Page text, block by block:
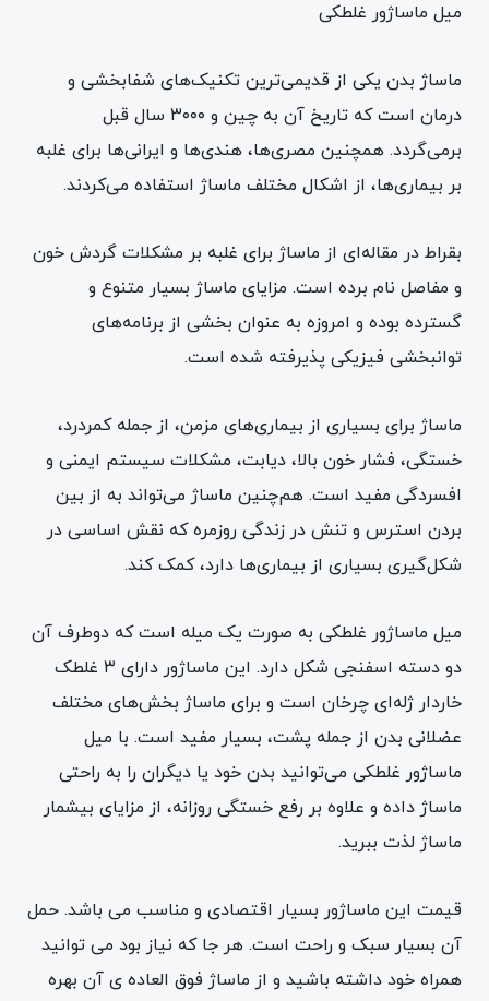
میل ماساژور غلطکی
ماساژ بدن یکی از قدیمی‌ترین تکنیک‌های شفا‌بخشی و
درمان است که تاریخ آن به چین و ۳۰۰۰ سال قبل
برمی‌گردد. همچنین مصری‌ها، هندی‌ها و ایرانی‌ها برای غلبه
بر بیماری‌ها، از اشکال مختلف ماساژ استفاده می‌کردند.
بقراط در مقاله‌ای از ماساژ برای غلبه بر مشکلات گردش خون
و مفاصل نام برده‌ است. مزایای ماساژ بسیار متنوع و
گسترده بوده و امروزه به عنوان بخشی از برنامه‌های
توانبخشی فیزیکی پذیرفته شده است.
ماساژ برای بسیاری از بیماری‌های مزمن، از جمله کمر‌درد،
خستگی، فشار خون بالا، دیابت، مشکلات سیستم ایمنی و
افسردگی مفید است. هم‌چنین ماساژ می‌تواند به از بین
بردن استرس و تنش در زندگی روزمره که نقش اساسی در
شکل‌گیری بسیاری از بیماری‌ها دارد، کمک کند.
میل ماساژور غلطکی به صورت یک میله است که دوطرف آن
دو دسته اسفنجی‌ شکل دارد. این ماساژور دارای ۳ غلطک
خاردار ژله‌ای چرخان است و برای ماساژ بخش‌های مختلف
عضلانی بدن از جمله پشت، بسیار مفید است. با میل
ماساژور غلطکی می‌توانید بدن خود یا دیگران را به راحتی
ماساژ داده و علاوه بر رفع خستگی روزانه، از مزایای بیشمار
ماساژ لذت ببرید.
قیمت این ماساژور بسیار اقتصادی و مناسب می باشد. حمل
آن بسیار سبک و راحت است. هر جا که نیاز بود می توانید
همراه خود داشته باشید و از ماساژ فوق العاده ی آن بهره